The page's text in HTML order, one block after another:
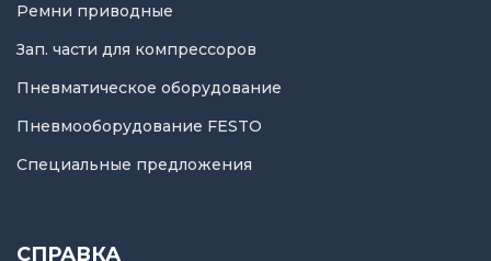
Ремни приводные
Зап. части для компрессоров
Пневматическое оборудование
Пневмооборудование FESTO
Специальные предложения
СПРАВКА